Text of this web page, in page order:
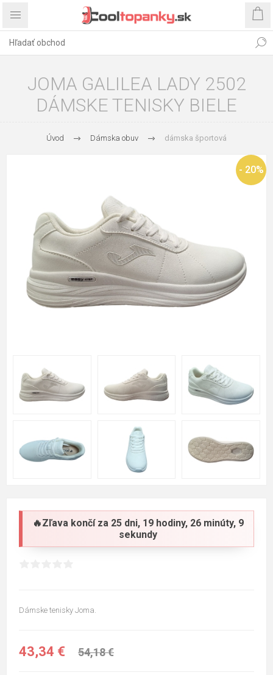
JOMA GALILEA LADY 2502
DÁMSKE TENISKY BIELE
Úvod Dámska obuv dámska športová
- 20%
🔥Zľava končí za 25 dni, 19 hodiny, 26 minúty, 8
sekundy
Dámske tenisky Joma.
43,34 € 54,18 €